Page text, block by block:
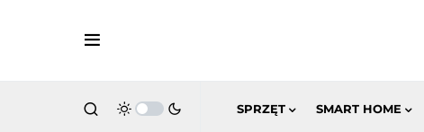
SPRZĘT SMART HOME